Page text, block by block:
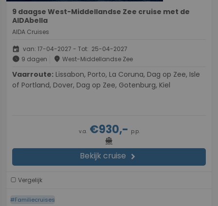
9 daagse West-Middellandse Zee cruise met de
AIDAbella
AIDA Cruises
event van: 17-04-2027 - Tot: 25-04-2027
schedule 9 dagen place West-Middellandse Zee
Vaarroute:
of Portland, Dover, Dag op Zee, Gotenburg, Kiel
v.a.€930,- p.p.
directions_boat
Bekijk cruise chevron_right
Vergelijk
#Familiecruises